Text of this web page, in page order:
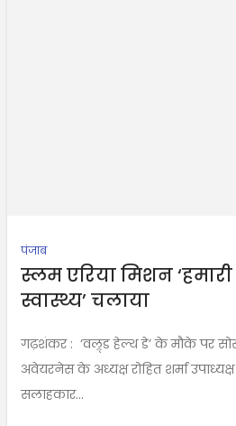
पंजाब
स्लम एरिया मिशन ‘हमारी
स्वास्थ्य’ चलाया
गढ़शंकर : ‘वल्र्ड हेल्थ डे’ के मौके पर
अवेयरनेस के अध्यक्ष रोहित शर्मा
सलाहकार...